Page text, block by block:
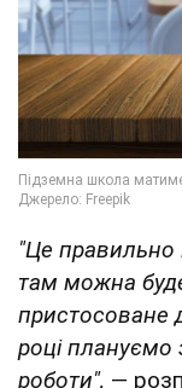
"Це
там можна
пристосоване
році плануємо
роботи", —